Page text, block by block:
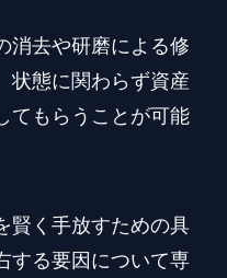
消去や研磨による修
状態に関わらず資産
てもらうことが可能
賢く手放すための具
する要因について専